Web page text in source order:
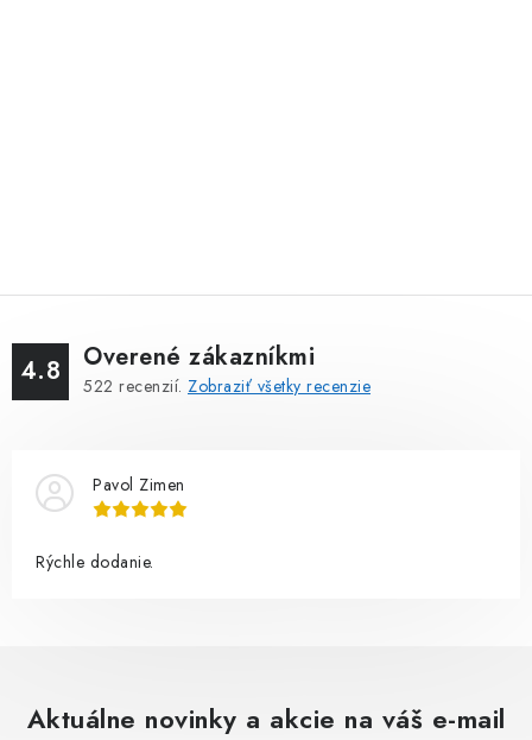
4.8 Overené zákazníkmi
522 recenzií. Zobraziť všetky recenzie
Pavol Zimen
Rýchle dodanie.
Aktuálne novinky a akcie na váš e-mail